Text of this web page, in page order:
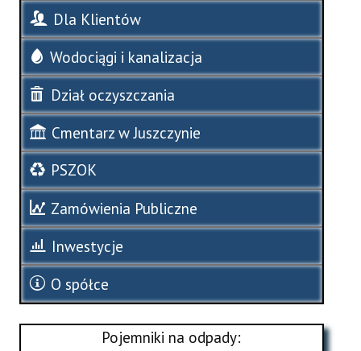
Dla Klientów
Wodociągi i kanalizacja
Dział oczyszczania
Cmentarz w Juszczynie
PSZOK
Zamówienia Publiczne
Inwestycje
O spółce
Pojemniki na odpady: